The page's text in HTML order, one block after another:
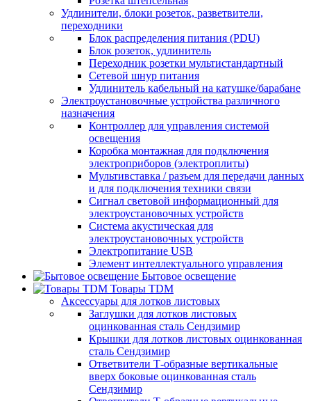
Удлинители, блоки розеток, разветвители,
переходники
Блок распределения питания (PDU)
Блок розеток, удлинитель
Переходник розетки мультистандартный
Сетевой шнур питания
Удлинитель кабельный на катушке/барабане
Электроустановочные устройства различного
назначения
Контроллер для управления системой
освещения
Коробка монтажная для подключения
электроприборов (электроплиты)
Мультивставка / разъем для передачи данных
и для подключения техники связи
Сигнал световой информационный для
электроустановочных устройств
Система акустическая для
электроустановочных устройств
Электропитание USB
Элемент интеллектуального управления
Бытовое освещение
Товары TDM
Аксессуары для лотков листовых
Заглушки для лотков листовых
оцинкованная сталь Сендзимир
Крышки для лотков листовых оцинкованная
сталь Сендзимир
Ответвители Т-образные вертикальные
вверх боковые оцинкованная сталь
Сендзимир